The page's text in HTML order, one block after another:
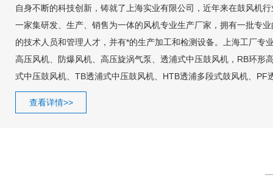
自身不断的科技创新，铸就了上海实业有限公司，近年来在鼓风机
一家集研发、生产、销售为一体的风机专业生产厂家，拥有一批专
的技术人员和管理人才，并有*的生产加工和检测设备。上海工厂专
高压风机、防爆风机、高压旋涡气泵、透浦式中压鼓风机，RB环形
式中压鼓风机、TB透浦式中压鼓风机、HTB透浦多段式鼓风机、PF
SSD多翼式离心风机，冷却风扇及工业用吸尘机，移动式工业吸尘
查看详情>>